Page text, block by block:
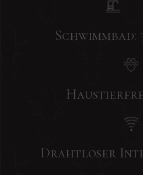
Schwimmbad:
Drahtloser